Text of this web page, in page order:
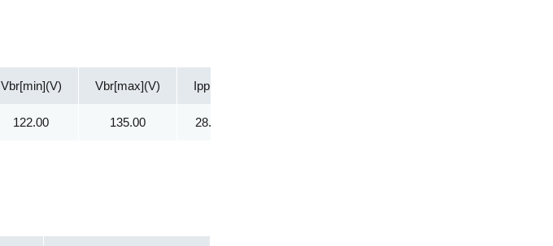
Vbr[min](V)
122.00
Vbr[max](V)
135.00
Ipp(A)
28.30